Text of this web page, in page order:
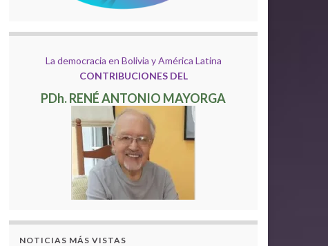
La democracia en Bolivia y América Latina
CONTRIBUCIONES DEL
PDh. RENÉ ANTONIO MAYORGA
NOTICIAS MÁS VISTAS